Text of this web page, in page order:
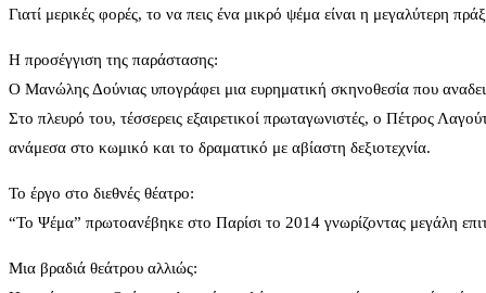
Γιατί μερικές φορές, το να πεις ένα μικρό ψέμα είναι η μεγαλύτερη
Η προσέγγιση της παράστασης:
Ο Μανώλης Δούνιας υπογράφει μια ευρηματική σκηνοθεσία που
Στο πλευρό του, τέσσερεις εξαιρετικοί πρωταγωνιστές, ο Πέτρος
ανάμεσα στο κωμικό και το δραματικό με αβίαστη δεξιοτεχνία.
Το έργο στο διεθνές θέατρο:
“Το Ψέμα” πρωτοανέβηκε στο Παρίσι το 2014 γνωρίζοντας μεγάλη
Μια βραδιά θεάτρου αλλιώς: